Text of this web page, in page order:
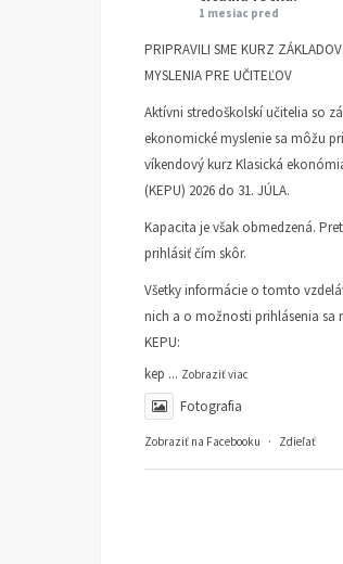
1 mesiac pred
PRIPRAVILI SME KURZ
MYSLENIA PRE UČITEĽOV
Aktívni stredoškolskí učitelia so
ekonomické myslenie sa môžu
víkendový kurz Klasická
(KEPU) 2026 do 31. JÚLA.
Kapacita je však obmedzená.
prihlásiť čím skôr.
Všetky informácie o tomto
nich a o možnosti prihlásenia sa
KEPU:
kep ... Zobraziť viac
Fotografia
Zobraziť na Facebooku · Zdieľať